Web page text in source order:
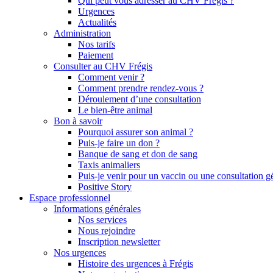
Urgences
Actualités
Administration
Nos tarifs
Paiement
Consulter au CHV Frégis
Comment venir ?
Comment prendre rendez-vous ?
Déroulement d’une consultation
Le bien-être animal
Bon à savoir
Pourquoi assurer son animal ?
Puis-je faire un don ?
Banque de sang et don de sang
Taxis animaliers
Puis-je venir pour un vaccin ou une consultation
Positive Story
Espace professionnel
Informations générales
Nos services
Nous rejoindre
Inscription newsletter
Nos urgences
Histoire des urgences à Frégis